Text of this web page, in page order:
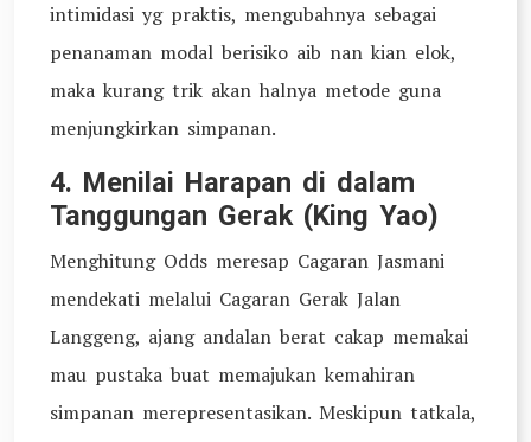
intimidasi yg praktis, mengubahnya sebagai
penanaman modal berisiko aib nan kian elok,
maka kurang trik akan halnya metode guna
menjungkirkan simpanan.
4. Menilai Harapan di dalam
Tanggungan Gerak (King Yao)
Menghitung Odds meresap Cagaran Jasmani
mendekati melalui Cagaran Gerak Jalan
Langgeng, ajang andalan berat cakap memakai
mau pustaka buat memajukan kemahiran
simpanan merepresentasikan. Meskipun tatkala,